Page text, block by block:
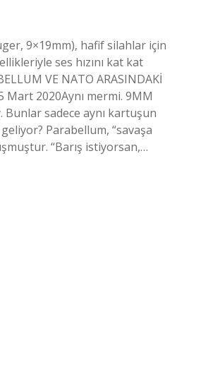
9×19mm), hafif silahlar için
ses hızını kat kat
VE NATO ARASINDAKİ
Mart 2020Aynı mermi. 9MM
Bunlar sadece aynı kartuşun
Parabellum, “savaşa
“Barış istiyorsan,…